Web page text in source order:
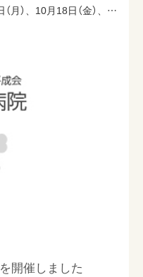
月）、10月18日（金）、…
開催しました